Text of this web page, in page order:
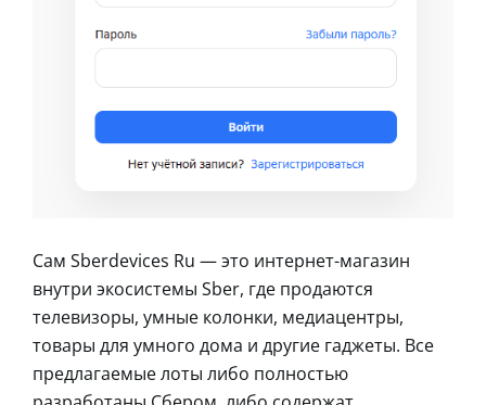
Сам Sberdevices Ru — это интернет-магазин
внутри экосистемы Sber, где продаются
телевизоры, умные колонки, медиацентры,
товары для умного дома и другие гаджеты. Все
предлагаемые лоты либо полностью